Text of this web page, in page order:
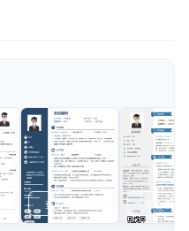
查看模板 查看模板